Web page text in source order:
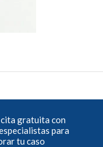
cita gratuita con
para
tu caso